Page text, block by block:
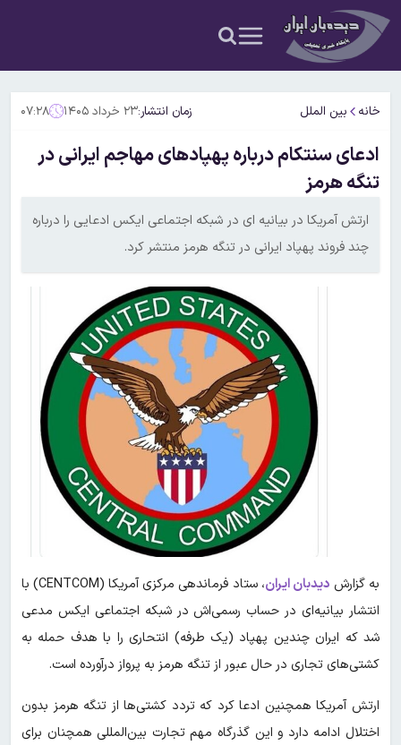
خانه بین الملل زمان انتشار:۲۳ خرداد ۱۴۰۵ ۰۷:۲۸
ادعای سنتکام درباره پهپادهای مهاجم ایرانی در
تنگه هرمز
ارتش آمریکا در بیانیه ای در شبکه اجتماعی ایکس ادعایی را درباره
چند فروند پهپاد ایرانی در تنگه هرمز منتشر کرد.
به گزارش دیدبان ایران،
ستاد فرماندهی مرکزی آمریکا (CENTCOM) با
انتشار بیانیه‌ای در حساب رسمی‌اش در شبکه اجتماعی ایکس مدعی
شد که ایران چندین پهپاد (یک طرفه) انتحاری را با هدف حمله به
کشتی‌های تجاری در حال عبور از تنگه هرمز به پرواز درآورده است.
ارتش آمریکا همچنین ادعا کرد که تردد کشتی‌ها از تنگه هرمز بدون
اختلال ادامه دارد و این گذرگاه مهم تجارت بین‌المللی همچنان برای